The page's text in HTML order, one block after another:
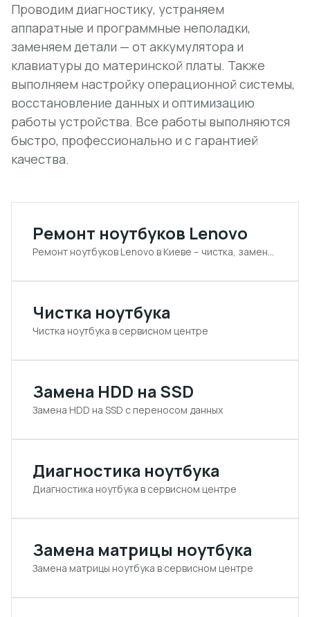
Проводим диагностику, устраняем
аппаратные и программные неполадки,
заменяем детали — от аккумулятора и
клавиатуры до материнской платы. Также
выполняем настройку операционной системы,
восстановление данных и оптимизацию
работы устройства. Все работы выполняются
быстро, профессионально и с гарантией
качества.
Ремонт ноутбуков Lenovo
Ремонт ноутбуков Lenovo в Киеве – чистка, замена комплектующих, настройка
Чистка ноутбука
Чистка ноутбука в сервисном центре
Замена HDD на SSD
Замена HDD на SSD с переносом данных
Диагностика ноутбука
Диагностика ноутбука в сервисном центре
Замена матрицы ноутбука
Замена матрицы ноутбука в сервисном центре